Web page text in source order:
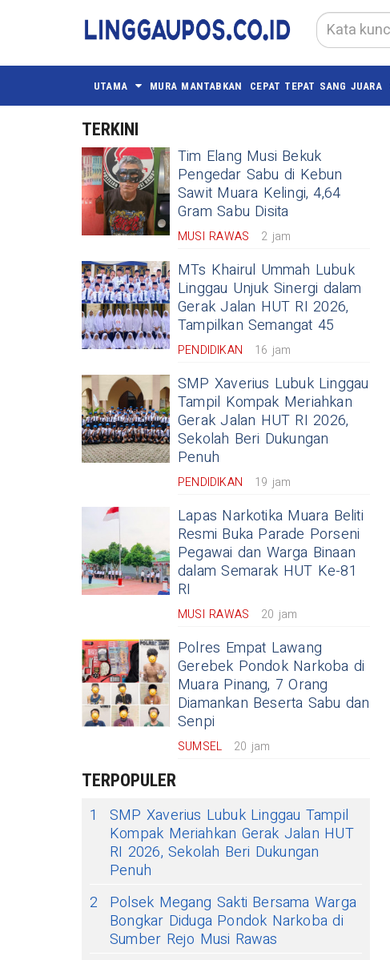
UTAMA MURA MANTABKAN CEPAT TEPAT SANG JUARA
TERKINI
Tim Elang Musi Bekuk
Pengedar Sabu di Kebun
Sawit Muara Kelingi, 4,64
Gram Sabu Disita
MUSI RAWAS 2 jam
MTs Khairul Ummah Lubuk
Linggau Unjuk Sinergi dalam
Gerak Jalan HUT RI 2026,
Tampilkan Semangat 45
PENDIDIKAN 16 jam
SMP Xaverius Lubuk Linggau
Tampil Kompak Meriahkan
Gerak Jalan HUT RI 2026,
Sekolah Beri Dukungan
Penuh
PENDIDIKAN 19 jam
Lapas Narkotika Muara Beliti
Resmi Buka Parade Porseni
Pegawai dan Warga Binaan
dalam Semarak HUT Ke-81
RI
MUSI RAWAS 20 jam
Polres Empat Lawang
Gerebek Pondok Narkoba di
Muara Pinang, 7 Orang
Diamankan Beserta Sabu dan
Senpi
SUMSEL 20 jam
TERPOPULER
1
SMP Xaverius Lubuk Linggau Tampil
Kompak Meriahkan Gerak Jalan HUT
RI 2026, Sekolah Beri Dukungan
Penuh
2
Polsek Megang Sakti Bersama Warga
Bongkar Diduga Pondok Narkoba di
Sumber Rejo Musi Rawas